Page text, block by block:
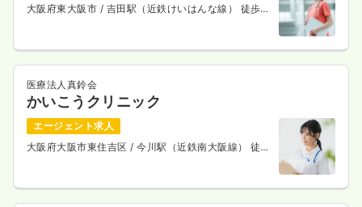
大阪府東大阪市 / 吉田駅（近鉄けいはんな線） 徒歩4
医療法人真鈴会
かいこうクリニック
エージェント求人
大阪府大阪市東住吉区/ 今川駅（近鉄南大阪線） 徒歩